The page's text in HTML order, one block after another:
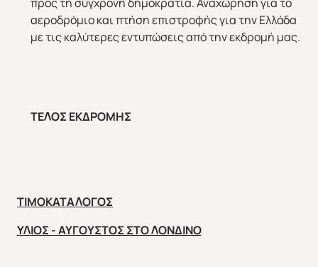
ΑΣΙΑ
αεροδρόμιο και πτήση επιστροφής για την Ελλάδα
με τις καλύτερες εντυπώσεις από την εκδρομή μας.
ΤΕΛΟΣ ΕΚΔΡΟΜΗΣ
ΤΙΜΟΚΑΤΑΛΟΓΟΣ
ΙΟΥΛΙΟΣ - ΑΥΓΟΥΣΤΟΣ ΣΤΟ ΛΟΝΔΙΝΟ